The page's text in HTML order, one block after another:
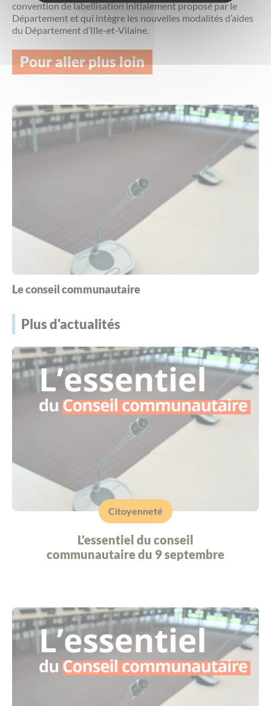
convention de labellisation initialement proposé par le
Département et qui intègre les nouvelles modalités d’aides
du Département d’Ille-et-Vilaine.
Pour aller plus loin
Le conseil communautaire
Plus d'actualités
Citoyenneté
L’essentiel du conseil
communautaire du 9 septembre